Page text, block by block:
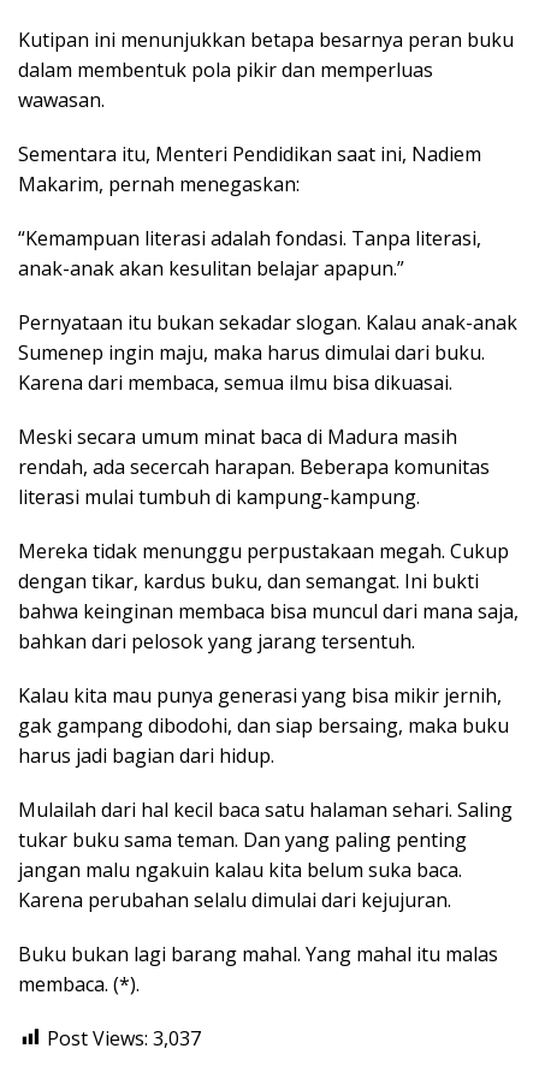
Kutipan ini menunjukkan betapa besarnya peran buku
dalam membentuk pola pikir dan memperluas
wawasan.
Sementara itu, Menteri Pendidikan saat ini, Nadiem
Makarim, pernah menegaskan:
“Kemampuan literasi adalah fondasi. Tanpa literasi,
anak-anak akan kesulitan belajar apapun.”
Pernyataan itu bukan sekadar slogan. Kalau anak-anak
Sumenep ingin maju, maka harus dimulai dari buku.
Karena dari membaca, semua ilmu bisa dikuasai.
Meski secara umum minat baca di Madura masih
rendah, ada secercah harapan. Beberapa komunitas
literasi mulai tumbuh di kampung-kampung.
Mereka tidak menunggu perpustakaan megah. Cukup
dengan tikar, kardus buku, dan semangat. Ini bukti
bahwa keinginan membaca bisa muncul dari mana saja,
bahkan dari pelosok yang jarang tersentuh.
Kalau kita mau punya generasi yang bisa mikir jernih,
gak gampang dibodohi, dan siap bersaing, maka buku
harus jadi bagian dari hidup.
Mulailah dari hal kecil baca satu halaman sehari. Saling
tukar buku sama teman. Dan yang paling penting
jangan malu ngakuin kalau kita belum suka baca.
Karena perubahan selalu dimulai dari kejujuran.
Buku bukan lagi barang mahal. Yang mahal itu malas
membaca. (*).
Post Views: 3,037